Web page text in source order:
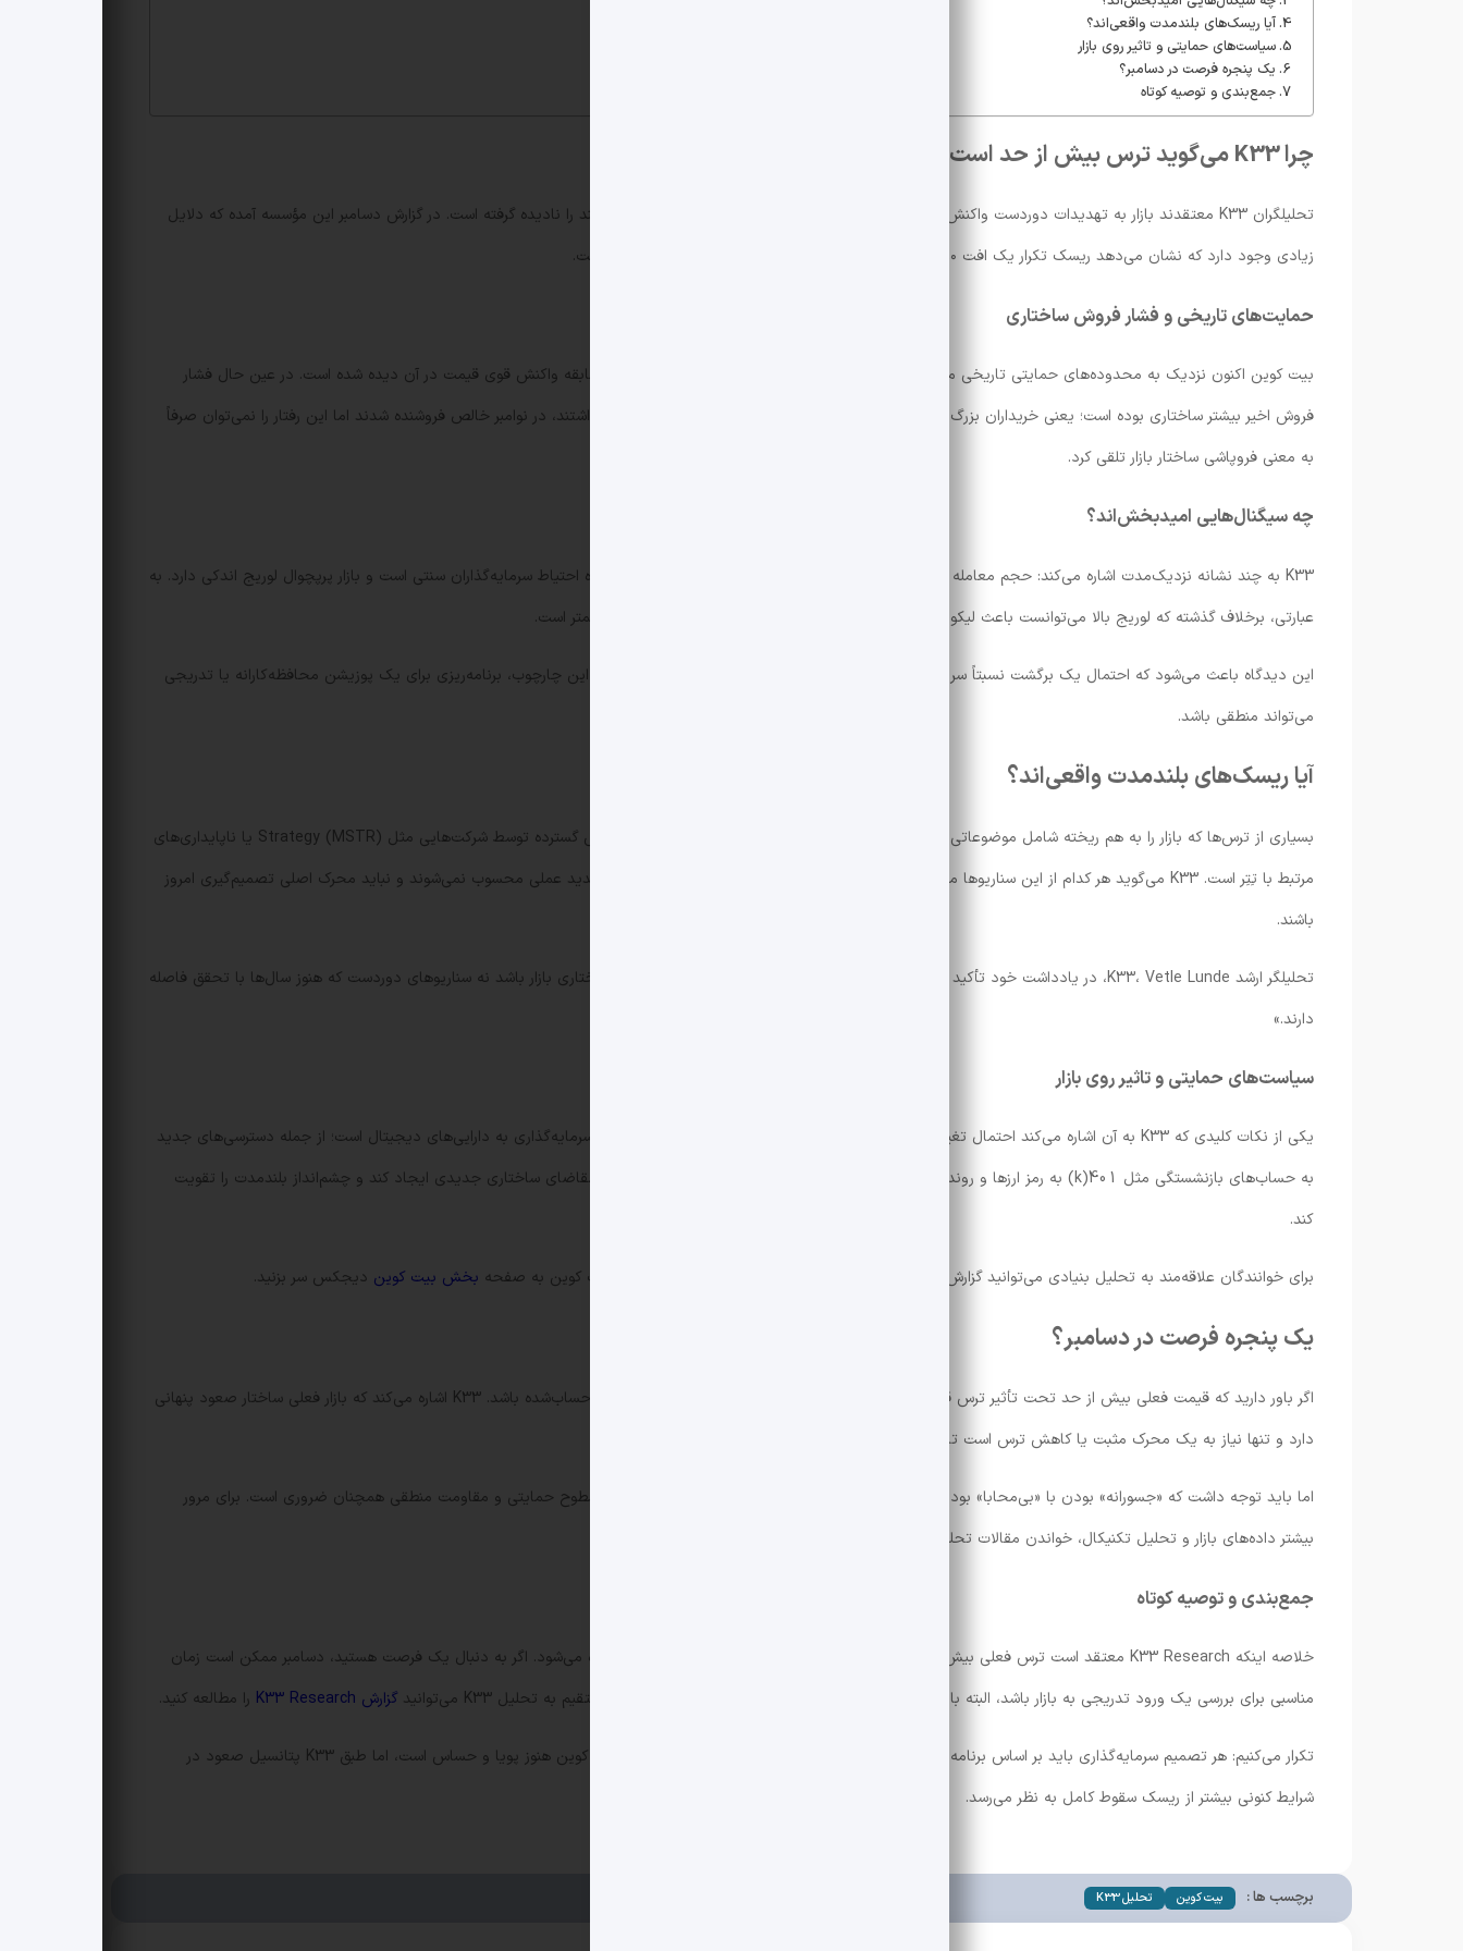
آیا ریسک‌های بلندمدت واقعی‌اند؟
سیاست‌های حمایتی و تاثیر روی بازار
یک پنجره فرصت در دسامبر؟
جمع‌بندی و توصیه کوتاه
چرا K33 می‌گوید ترس بیش از حد است؟
تحلیلگران K33 معتقدند بازار به تهدیدات دوردست واکنش بیش‌ از حد نشان داده و سیگنال‌های نزدیک‌مدت قدرتمند را نادیده گرفته است. در گزارش دسامبر این مؤسسه آمده که دلایل
زیادی وجود دارد که نشان می‌دهد ریسک تکرار یک افت ۸۰ درصدی کم‌احتمال است و توان بازگشت قیمت بیشتر است.
حمایت‌های تاریخی و فشار فروش ساختاری
بیت کوین اکنون نزدیک به محدوده‌های حمایتی تاریخی معامله می‌شود؛ محدوده‌ای بین ۷۰٬۰۰۰ تا ۸۰٬۰۰۰ دلار که سابقه واکنش قوی قیمت در آن دیده شده است. در عین حال فشار
فروش اخیر بیشتر ساختاری بوده است؛ یعنی خریداران بزرگ مثل صندوق‌های اسپات که پیش‌تر نقش مهره خریدار را داشتند، در نوامبر خالص فروشنده شدند اما این رفتار را نمی‌توان صرفاً
به معنی فروپاشی ساختار بازار تلقی کرد.
چه سیگنال‌هایی امیدبخش‌اند؟
K33 به چند نشانه نزدیک‌مدت اشاره می‌کند: حجم معامله در فیوچرز در سطوح پایین چند ساله قرار دارد، نشان‌دهنده احتیاط سرمایه‌گذاران سنتی است و بازار پرپچوال لوریج اندکی دارد. به
عبارتی، برخلاف گذشته که لوریج بالا می‌توانست باعث لیکوئیدیشن‌های عظیم شود، اکنون ریسک نقدشوندگی سریع کمتر است.
این دیدگاه باعث می‌شود که احتمال یک برگشت نسبتاً سریع قیمت بیشتر از احتمال یک سقوط عظیم دیده شود. در این چارچوب، برنامه‌ریزی برای یک پوزیشن محافظه‌کارانه یا تدریجی
می‌تواند منطقی باشد.
آیا ریسک‌های بلندمدت واقعی‌اند؟
بسیاری از ترس‌ها که بازار را به هم ریخته شامل موضوعاتی مثل تهدیدات مرتبط با محاسبات کوانتومی، احتمال فروش گسترده توسط شرکت‌هایی مثل Strategy (MSTR) یا ناپایداری‌های
مرتبط با تِتِر است. K33 می‌گوید هر کدام از این سناریوها ممکن است در آینده صادق باشد اما واقعاً در کوتاه‌مدت تهدید عملی محسوب نمی‌شوند و نباید محرک اصلی تصمیم‌گیری امروز
باشند.
تحلیلگر ارشد K33، Vetle Lunde، در یادداشت خود تأکید می‌کند که «تمرکز باید روی سیگنال‌های نزدیک‌مدت و ساختاری بازار باشد نه سناریوهای دوردست که هنوز سال‌ها با تحقق فاصله
دارند.»
سیاست‌های حمایتی و تاثیر روی بازار
یکی از نکات کلیدی که K33 به آن اشاره می‌کند احتمال تغییر سیاست‌های مقرراتی و باز شدن مسیرهای جدید ورود سرمایه‌گذاری به دارایی‌های دیجیتال است؛ از جمله دسترسی‌های جدید
به حساب‌های بازنشستگی مثل 401(k) به رمز ارزها و روند حمایتی‌تر در برخی نهادهای ناظر. این تغییرات می‌تواند تقاضای ساختاری جدیدی ایجاد کند و چشم‌انداز بلندمدت را تقویت
کند.
برای خوانندگان علاقه‌مند به تحلیل بنیادی می‌توانید گزارش‌های مرتبط با و برای دنبال کردن اخبار بیت کوین به صفحه بخش بیت کوین دیجکس سر بزنید.
یک پنجره فرصت در دسامبر؟
اگر باور دارید که قیمت فعلی بیش از حد تحت تأثیر ترس قرار گرفته، دسامبر می‌تواند زمانی برای اتخاذ یک پوزیشن حساب‌شده باشد. K33 اشاره می‌کند که بازار فعلی ساختار صعود پنهانی
دارد و تنها نیاز به یک محرک مثبت یا کاهش ترس است تا مسیر بازگشت هموارتر شود.
اما باید توجه داشت که «جسورانه» بودن با «بی‌محابا» بودن فرق دارد. مدیریت ریسک، پله‌ای خرید کردن و تعیین سطوح حمایتی و مقاومت منطقی همچنان ضروری است. برای مرور
بیشتر داده‌های بازار و تحلیل تکنیکال، خواندن مقالات تحلیلی و ارزیابی شاخص‌ها به شما کمک خواهد کرد.
جمع‌بندی و توصیه کوتاه
خلاصه اینکه K33 Research معتقد است ترس فعلی بیش از منطق بازار سنگینی می‌کند و شواهدی از کف‌سازی دیده می‌شود. اگر به دنبال یک فرصت هستید، دسامبر ممکن است زمان
مناسبی برای بررسی یک ورود تدریجی به بازار باشد، البته با رعایت مدیریت ریسک و نگاه بلندمدت. برای دسترسی مستقیم به تحلیل K33 می‌توانید
گزارش K33 Research را مطالعه کنید.
تکرار می‌کنیم: هر تصمیم سرمایه‌گذاری باید بر اساس برنامه ریسک شخصی و تصویر روشن از اهداف گرفته شود. بیت کوین هنوز پویا و حساس است، اما طبق K33 پتانسیل صعود در
شرایط کنونی بیشتر از ریسک سقوط کامل به نظر می‌رسد.
برچسب ها : بیت کوین تحلیل K33